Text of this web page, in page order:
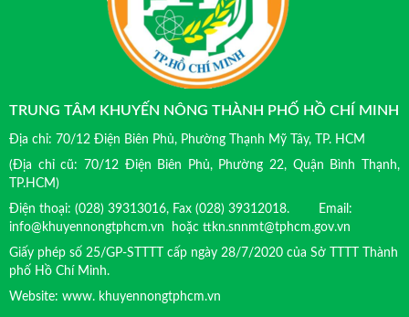
TRUNG TÂM KHUYẾN NÔNG THÀNH PHỐ HỒ CHÍ MINH
Địa chỉ: 70/12 Điện Biên Phủ, Phường Thạnh Mỹ Tây, TP. HCM
(Địa chỉ cũ: 70/12 Điện Biên Phủ, Phường 22, Quận Bình Thạnh,
TP.HCM)
Điện thoại: (028) 39313016, Fax (028) 39312018. Email:
info@khuyennongtphcm.vn hoặc ttkn.snnmt@tphcm.gov.vn
Giấy phép số 25/GP-STTTT cấp ngày 28/7/2020 của Sở TTTT Thành
phố Hồ Chí Minh.
Website: www. khuyennongtphcm.vn